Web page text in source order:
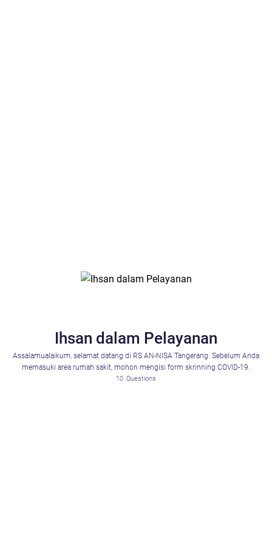
Ihsan dalam Pelayanan
Assalamualaikum, selamat datang di RS AN-NISA Tangerang. Sebelum Anda
memasuki area rumah sakit, mohon mengisi form skrinning COVID-19.
10 Questions